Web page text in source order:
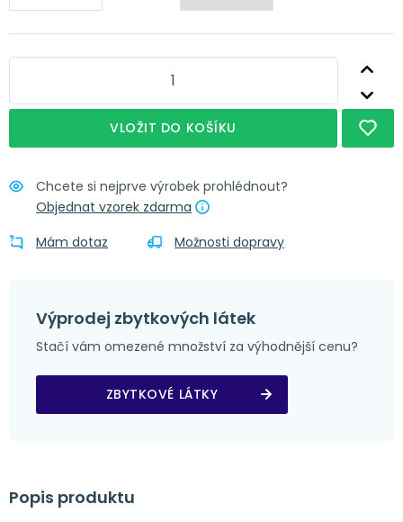
Obšití + řasící stuha Nápověda
Obšití + narážecí kroužky 4 cm
Obšití + tunýlek 7 cm Nápověda
Obšití + poutka 4x8 cm Nápověda
VLOŽIT DO KOŠÍKU
Chcete si nejprve výrobek prohlédnout?
Objednat vzorek zdarma
Mám dotaz
Možnosti dopravy
Výprodej zbytkových látek
Stačí vám omezené množství za výhodnější cenu?
ZBYTKOVÉ LÁTKY
Popis produktu